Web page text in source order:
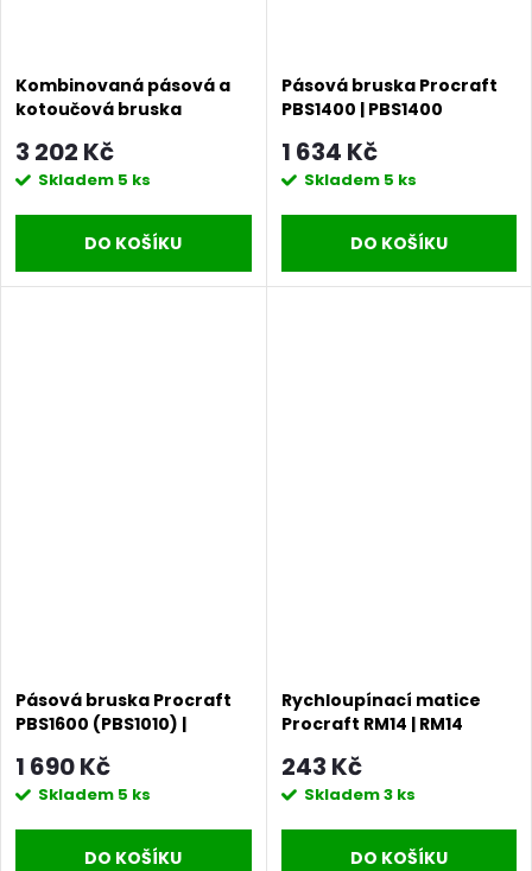
Kombinovaná pásová a
kotoučová bruska
BDS400S
3 202 Kč
Skladem 5 ks
DO KOŠÍKU
Pásová bruska Procraft
PBS1400 | PBS1400
1 634 Kč
Skladem 5 ks
DO KOŠÍKU
Pásová bruska Procraft
PBS1600 (PBS1010) |
1 690 Kč
Skladem 5 ks
DO KOŠÍKU
Rychloupínací matice
Procraft RM14 | RM14
243 Kč
Skladem3 ks
DO KOŠÍKU